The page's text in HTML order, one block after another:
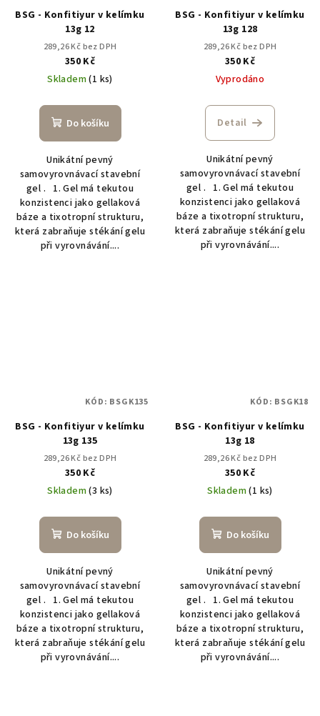
BSG - Konfitiyur v kelímku
13g 12
289,26 Kč bez DPH
350 Kč
Skladem(1 ks)
Do košíku
Unikátní pevný
samovyrovnávací stavební
gel . 1. Gel má tekutou
konzistenci jako gellaková
báze a tixotropní strukturu,
která zabraňuje stékání gelu
při vyrovnávání....
BSG - Konfitiyur v kelímku
13g 128
289,26 Kč bez DPH
350 Kč
Vyprodáno
Detail
Unikátní pevný
samovyrovnávací stavební
gel . 1. Gel má tekutou
konzistenci jako gellaková
báze a tixotropní strukturu,
která zabraňuje stékání gelu
při vyrovnávání....
BSG - Konfitiyur v kelímku
13g 135
289,26 Kč bez DPH
350 Kč
Skladem(3 ks)
Do košíku
Unikátní pevný
samovyrovnávací stavební
gel . 1. Gel má tekutou
konzistenci jako gellaková
báze a tixotropní strukturu,
která zabraňuje stékání gelu
při vyrovnávání....
KÓD: BSGK135
BSG - Konfitiyur v kelímku
13g 18
289,26 Kč bez DPH
350 Kč
Skladem(1 ks)
Do košíku
Unikátní pevný
samovyrovnávací stavební
gel . 1. Gel má tekutou
konzistenci jako gellaková
báze a tixotropní strukturu,
která zabraňuje stékání gelu
při vyrovnávání....
KÓD: BSGK18